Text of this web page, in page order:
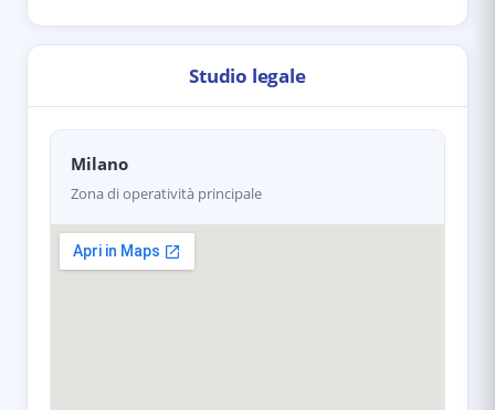
Studio legale
Milano
Zona di operatività principale